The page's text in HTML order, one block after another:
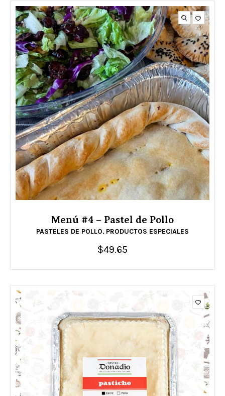
hasta
$33.00
Menú #4 – Pastel de Pollo
PASTELES DE POLLO, PRODUCTOS ESPECIALES
$49.65